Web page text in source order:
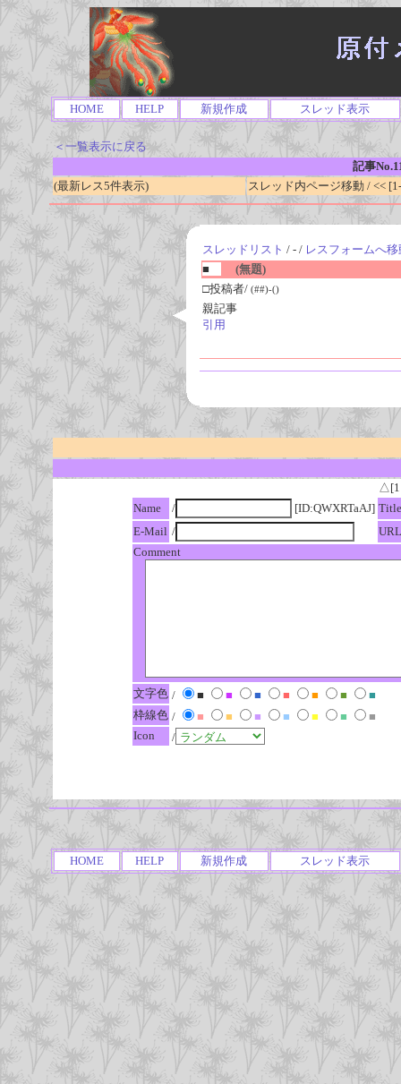
HOME HELP 新規作成 スレッド表示
＜一覧表示に戻る
記事
(最新レス5件表示)
スレッド内ページ移動 / <<
スレッドリスト / - / レスフォームへ移
■
(無題)
□投稿者/ (##)-()
親記事
引用
Name
/ [ID:QWXRTaAJ] Title
E-Mail /
URL
Comment
文字色 / ■ ■ ■ ■ ■ ■
■
枠線色 / ■ ■ ■ ■ ■ ■
■
Icon
/
HOME HELP 新規作成 スレッド表示